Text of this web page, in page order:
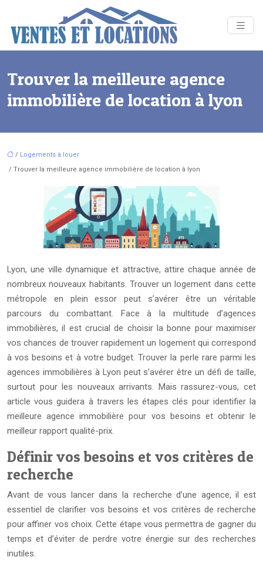
Trouver la meilleure agence
immobilière de location à lyon
/ Logements à louer
/ Trouver la meilleure agence immobilière de location à lyon
Lyon, une ville dynamique et attractive, attire chaque année de
nombreux nouveaux habitants. Trouver un logement dans cette
métropole en plein essor peut s’avérer être un véritable
parcours du combattant. Face à la multitude d’agences
immobilières, il est crucial de choisir la bonne pour maximiser
vos chances de trouver rapidement un logement qui correspond
à vos besoins et à votre budget. Trouver la perle rare parmi les
agences immobilières à Lyon peut s’avérer être un défi de taille,
surtout pour les nouveaux arrivants. Mais rassurez-vous, cet
article vous guidera à travers les étapes clés pour identifier la
meilleure agence immobilière pour vos besoins et obtenir le
meilleur rapport qualité-prix.
Définir vos besoins et vos critères de
recherche
Avant de vous lancer dans la recherche d’une agence, il est
essentiel de clarifier vos besoins et vos critères de recherche
pour affiner vos choix. Cette étape vous permettra de gagner du
temps et d’éviter de perdre votre énergie sur des recherches
inutiles.